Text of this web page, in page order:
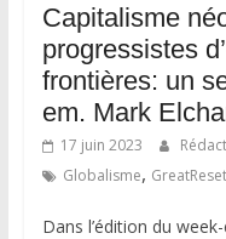
Capitalisme
progressistes
frontières: un
em. Mark
17 juin 2023
Globalisme, GreatReset
Dans l’édition du